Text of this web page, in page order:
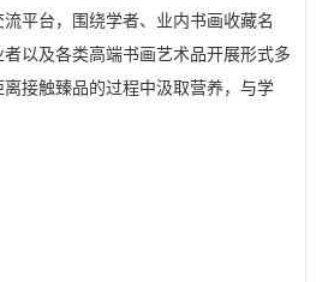
平台，围绕学者、业内书画收藏名
以及各类高端书画艺术品开展形式多
接触臻品的过程中汲取营养，与学